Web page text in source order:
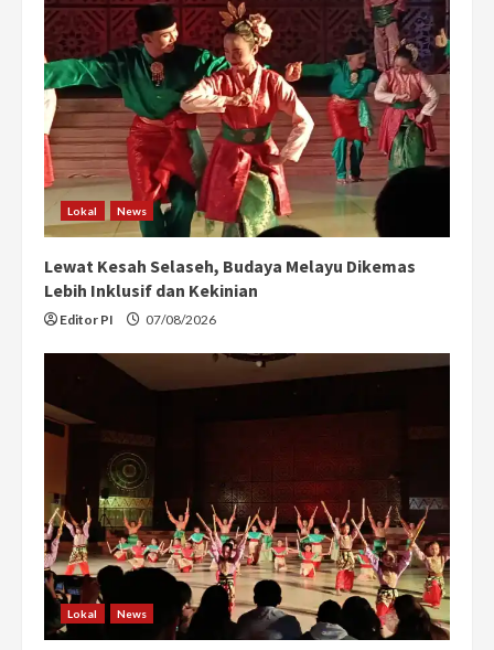
Lokal News
Lewat Kesah Selaseh, Budaya Melayu Dikemas
Lebih Inklusif dan Kekinian
Editor PI 07/08/2026
Lokal News